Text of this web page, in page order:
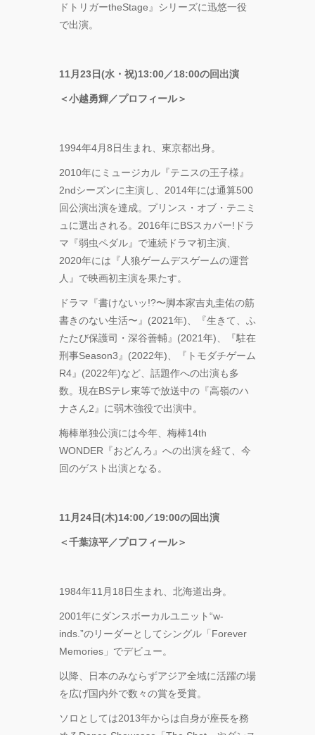
TOUR』
ドトリガーtheStage』シリーズに迅悠⼀役
で出演。
11⽉23⽇(⽔・祝)13:00／18:00の回出演
＜⼩越勇輝／プロフィール＞
1994年4⽉8⽇⽣まれ、東京都出⾝。
2010年にミュージカル『テニスの王⼦様』
2ndシーズンに主演し、2014年には通算500
回公演出演を達成。プリンス・オブ・テニミ
ュに選出される。2016年にBSスカパー!ドラ
マ『弱⾍ペダル』で連続ドラマ初主演、
2020年には『⼈狼ゲームデスゲームの運営
⼈』で映画初主演を果たす。
ドラマ『書けないッ!?〜脚本家吉丸圭佑の筋
書きのない⽣活〜』(2021年)、『⽣きて、ふ
たたび保護司・深⾕善輔』(2021年)、『駐在
刑事Season3』(2022年)、『トモダチゲーム
R4』(2022年)など、話題作への出演も多
数。現在BSテレ東等で放送中の『⾼嶺のハ
ナさん2』に弱⽊強役で出演中。
梅棒単独公演には今年、梅棒14th
WONDER『おどんろ』への出演を経て、今
回のゲスト出演となる。
11⽉24⽇(⽊)14:00／19:00の回出演
＜千葉涼平／プロフィール＞
1984年11⽉18⽇⽣まれ、北海道出⾝。
2001年にダンスボーカルユニット“w-
inds.”のリーダーとしてシングル「Forever
Memories」でデビュー。
以降、⽇本のみならずアジア全域に活躍の場
を広げ国内外で数々の賞を受賞。
ソロとしては2013年からは⾃⾝が座⻑を務